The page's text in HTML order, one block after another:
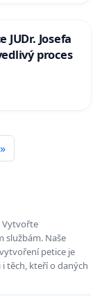
Josefa
proces
»
Vytvořte
službám. Naše
petice je
těch, kteří o daných